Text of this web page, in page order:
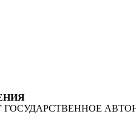
ГОСУДАРСТВЕННОЕ